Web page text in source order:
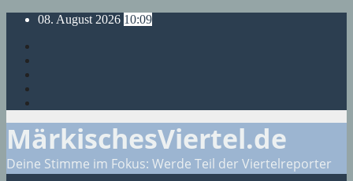
Skip
content
08. August 2026 10:09
MärkischesViertel.de
Deine Stimme im Fokus: Werde Teil der Viertelreporter